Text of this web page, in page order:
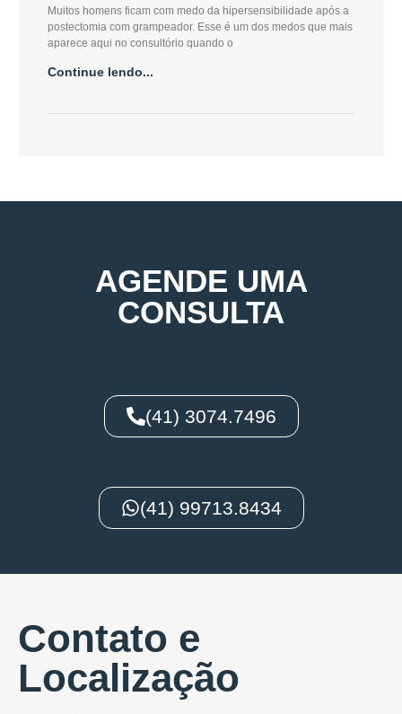
Muitos homens ficam com medo da hipersensibilidade após a
postectomia com grampeador. Esse é um dos medos que mais
aparece aqui no consultório quando o
Continue lendo...
AGENDE UMA
CONSULTA
(41) 3074.7496
(41) 99713.8434
Contato e
Localização